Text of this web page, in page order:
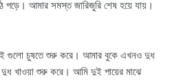
পড়ে। আমার সমস্ত জারিজুরি শেষ হয়ে যায়।
গুলো চুষতে শুরু করে। আমার বুকে এখনও দুধ
খাওয়া শুরু করে। আমি দুই পায়ের মাঝে